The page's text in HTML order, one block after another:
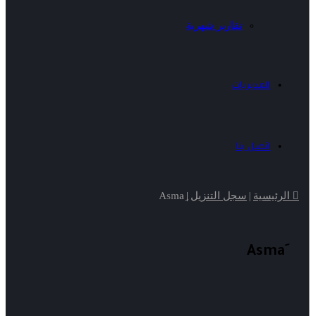
تقارير شهرية
المديريات
اتصل بنا
الرئيسية | سجل التنزيل |